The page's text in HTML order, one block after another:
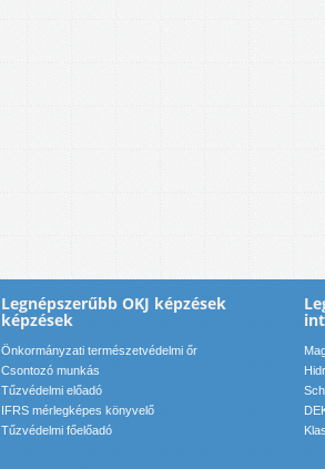
Legnépszerűbb OKJ képzések
képzések
Önkormányzati természetvédelmi őr
Csontozó munkás
Tűzvédelmi előadó
IFRS mérlegképes könyvelő
Tűzvédelmi főelőadó